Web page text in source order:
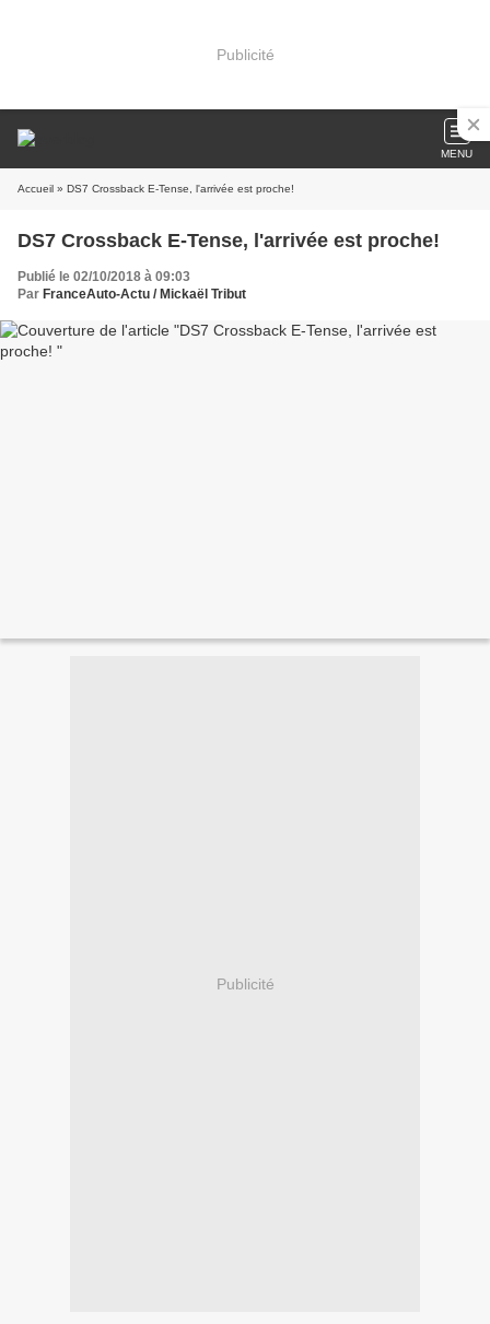
Publicité
MENU
Accueil » DS7 Crossback E-Tense, l'arrivée est proche!
DS7 Crossback E-Tense, l'arrivée est proche!
Publié le 02/10/2018 à 09:03
Par FranceAuto-Actu / Mickaël Tribut
Publicité